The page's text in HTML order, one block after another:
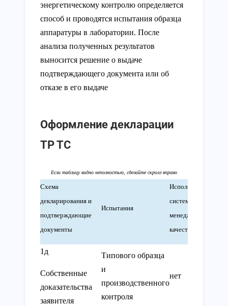
энергетическому контролю определяется
способ и проводятся испытания образца
аппаратуры в лаборатории. После
анализа полученных результатов
выносится решение о выдаче
подтверждающего документа или об
отказе в его выдаче
Оформление декларации
ТР ТС
Схема
декларирования и
подтверждающие
документы
Испытания
Использование
системы
менеджмента
качества
1д
Собственные
доказательства
заявителя
Типового образца
и
производственного
контроля
нет